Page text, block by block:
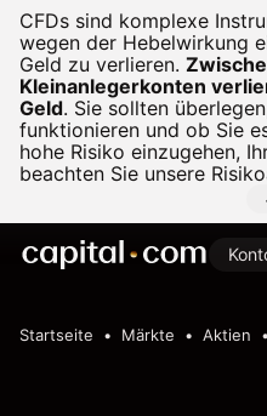
CFDs sind komplexe
wegen der Hebelwirkung
Geld zu verlieren.
Kleinanlegerkonten
Geld. Sie sollten
funktionieren und ob Sie
hohe Risiko einzugehen,
beachten Sie unsere
Startseite Märkte Aktien